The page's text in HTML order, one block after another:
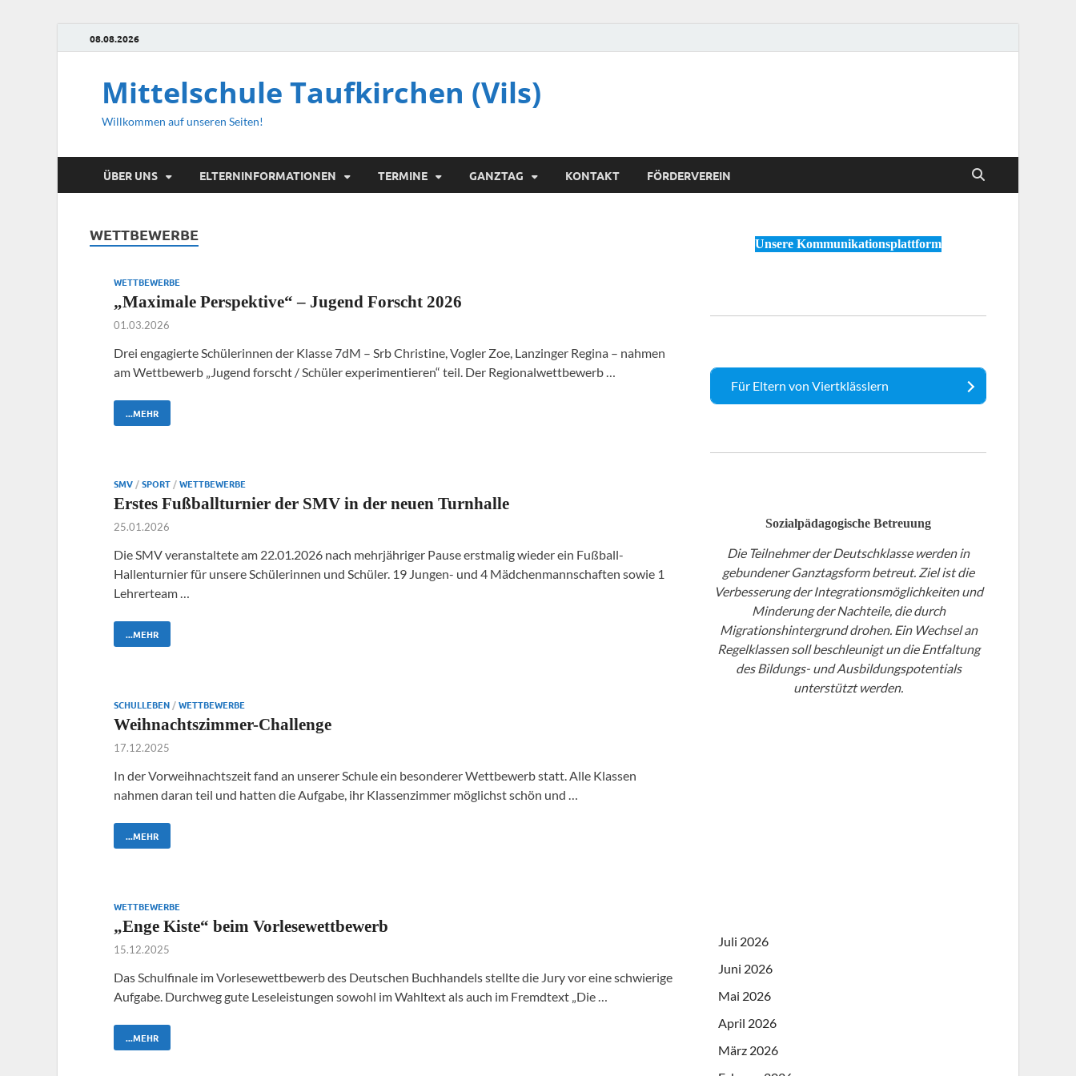
08.08.2026
Mittelschule Taufkirchen (Vils)
Willkommen auf unseren Seiten!
ÜBER UNS ELTERNINFORMATIONEN TERMINE GANZTAG KONTAKT FÖRDERVEREIN
WETTBEWERBE
WETTBEWERBE
„Maximale Perspektive“ – Jugend Forscht 2026
01.03.2026
Drei engagierte Schülerinnen der Klasse 7dM – Srb Christine, Vogler Zoe, Lanzinger Regina – nahmen
am Wettbewerb „Jugend forscht / Schüler experimentieren“ teil. Der Regionalwettbewerb …
...MEHR
SMV /SPORT /WETTBEWERBE
Erstes Fußballturnier der SMV in der neuen Turnhalle
25.01.2026
Die SMV veranstaltete am 22.01.2026 nach mehrjähriger Pause erstmalig wieder ein Fußball-
Hallenturnier für unsere Schülerinnen und Schüler. 19 Jungen- und 4 Mädchenmannschaften sowie 1
Lehrerteam …
...MEHR
SCHULLEBEN /WETTBEWERBE
Weihnachtszimmer-Challenge
17.12.2025
In der Vorweihnachtszeit fand an unserer Schule ein besonderer Wettbewerb statt. Alle Klassen
nahmen daran teil und hatten die Aufgabe, ihr Klassenzimmer möglichst schön und …
...MEHR
WETTBEWERBE
„Enge Kiste“ beim Vorlesewettbewerb
15.12.2025
Das Schulfinale im Vorlesewettbewerb des Deutschen Buchhandels stellte die Jury vor eine schwierige
Aufgabe. Durchweg gute Leseleistungen sowohl im Wahltext als auch im Fremdtext „Die …
...MEHR
Unsere Kommunikationsplattform
Für Eltern von Viertklässlern
Sozialpädagogische Betreuung
Die Teilnehmer der Deutschklasse werden in
gebundener Ganztagsform betreut. Ziel ist die
Verbesserung der Integrationsmöglichkeiten und
Minderung der Nachteile, die durch
Migrationshintergrund drohen. Ein Wechsel an
Regelklassen soll beschleunigt un die Entfaltung
des Bildungs- und Ausbildungspotentials
unterstützt werden.
Juli 2026
Juni 2026
Mai 2026
April 2026
März 2026